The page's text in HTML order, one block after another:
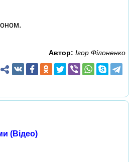
Автор: Ігор Філоненко
(Відео)